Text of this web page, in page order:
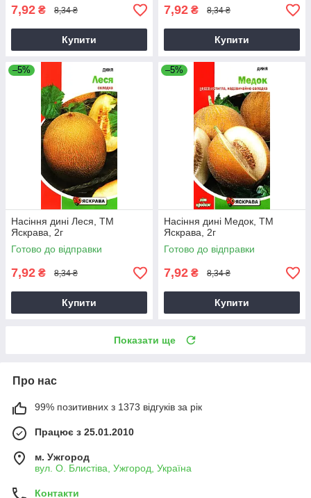
7,92 ₴ 8,34 ₴
Купити
7,92 ₴ 8,34 ₴
Купити
–5%
Насіння дині Леся, ТМ
Яскрава, 2г
Готово до відправки
7,92 ₴ 8,34 ₴
Купити
–5%
Насіння дині Медок, ТМ
Яскрава, 2г
Готово до відправки
7,92 ₴ 8,34 ₴
Купити
Показати ще
Про нас
99% позитивних з 1373 відгуків за рік
Працює з 25.01.2010
м. Ужгород
вул. О. Блистіва, Ужгород, Україна
Контакти